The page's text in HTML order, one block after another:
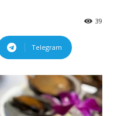
39
Telegram